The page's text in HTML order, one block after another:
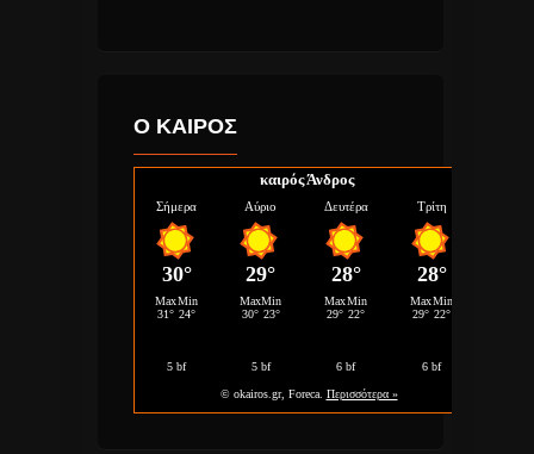
Ο ΚΑΙΡΟΣ
καιρός Άνδρος